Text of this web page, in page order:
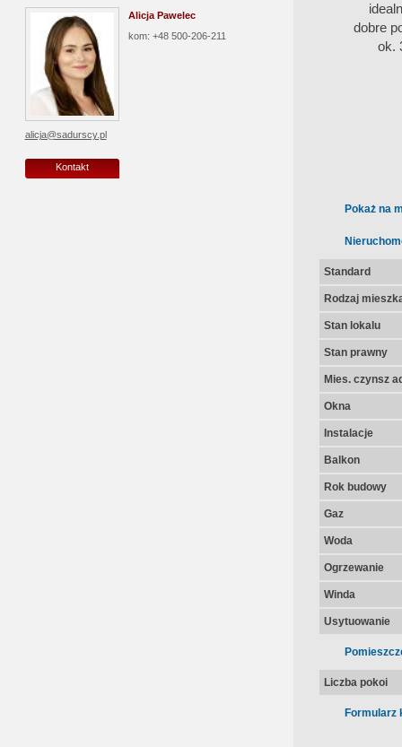
Alicja Pawelec
kom: +48 500-206-211
alicja@sadurscy.pl
Kontakt
dobre
ok.
Pokaż na
Standard
Rodzaj
Stan lokalu
Stan prawny
Mies. czynsz
Okna
Instalacje
Balkon
Rok budowy
Gaz
Woda
Ogrzewanie
Winda
Usytuowanie
Liczba pokoi
Formularz